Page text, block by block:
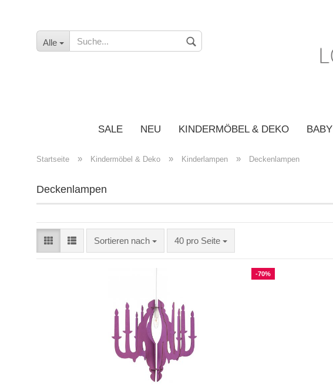
Alle
SALE NEU KINDERMÖBEL & DEKO BABY
Startseite » Kindermöbel & Deko » Kinderlampen » Deckenlampen
Deckenlampen
Sortieren nach 40 pro Seite
-70%